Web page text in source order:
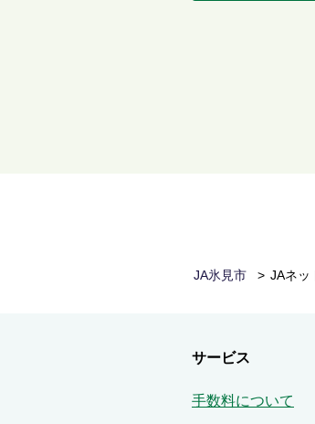
JA氷見市 JAネッ
サービス
手数料について